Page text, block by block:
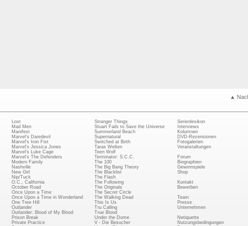
▲
Lost
Mad Men
Manifest
Marvel's Daredevil
Marvel's Iron Fist
Marvel's Jessica Jones
Marvel's Luke Cage
Marvel's The Defenders
Modern Family
Nashville
New Girl
Nip/Tuck
O.C., California
October Road
Once Upon a Time
Once Upon a Time in Wonderland
One Tree Hill
Outlander
Outlander: Blood of My Blood
Prison Break
Private Practice
Stranger Things
Stuart Fails to Save the Universe
Summerland Beach
Supernatural
Switched at Birth
Taras Welten
Teen Wolf
Terminator: S.C.C.
The 100
The Big Bang Theory
The Blacklist
The Flash
The Following
The Originals
The Secret Circle
The Walking Dead
This Is Us
Tru Calling
True Blood
Under the Dome
V - Die Besucher
Serienlexikon
Interviews
Kolumnen
DVD-Rezensionen
Fotogalerien
Veranstaltungen
Forum
Biographien
Gewinnspiele
Shop
Kontakt
Bewerben
Team
Presse
Unternehmen
Netiquette
Nutzungsbedingungen